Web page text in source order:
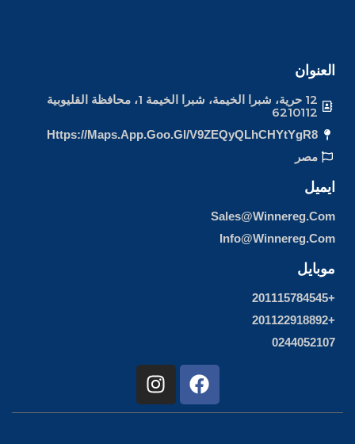
العنوان
12 حرية، شبرا الخيمة، شبرا الخيمة 1، محافظة القليوبية
6210112
Https://maps.app.goo.gl/v9ZEQyQLhCHYtYgR8
مصر
ايميل
Sales@winnereg.com
Info@winnereg.com
موبايل
0244052107
F
a
c
I
n
s